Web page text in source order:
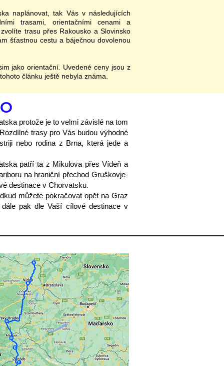
naplánovat, tak Vás v následujících
trasami, orientačními cenami a
trasu přes Rakousko a Slovinsko
šťastnou cestu a báječnou dovolenou
jako orientační. Uvedené ceny jsou z
článku ještě nebyla známa.
protože je to velmi závislé na tom
trasy pro Vás budou výhodné
nebo rodina z Brna, která jede a
patří ta z Mikulova přes Vídeň a
na hraniční přechod Gruškovje-
destinace v Chorvatsku.
můžete pokračovat opět na Graz
pak dle Vaší cílové destinace v